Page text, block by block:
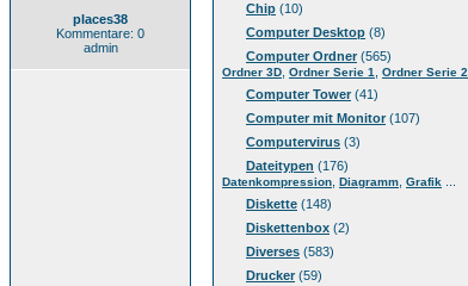
places38
Kommentare: 0
admin
Chip (10)
Computer Desktop (8)
Computer Ordner(565)
Ordner 3D Ordner Serie 1 Ordner Serie 2
Computer Tower(41)
Computer mit Monitor(107)
Computervirus (3)
Dateitypen (176)
Datenkompression Diagramm Grafik
Diskette (148)
Diskettenbox (2)
Diverses (583)
Drucker(59)